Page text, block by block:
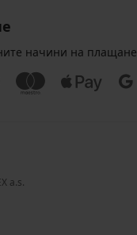
начини на плащане
a.s.